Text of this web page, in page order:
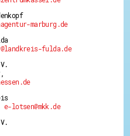
marburg.de
fulda.de
e-lotsen@mkk.de